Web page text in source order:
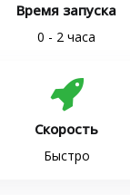
Время запуска
0 - 2 часа
Скорость
Быстро